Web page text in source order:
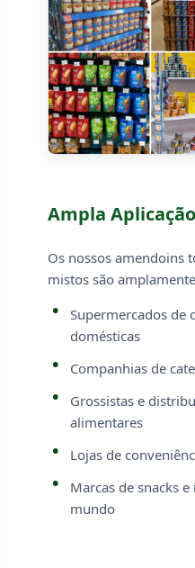
Ampla
Os nossos amendoins
mistos são
Supermercados de
domésticas
Companhias de
Grossistas e
alimentares
Lojas de
Marcas de snacks
mundo